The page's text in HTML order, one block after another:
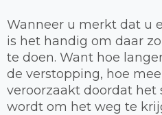
Wanneer u merkt dat u
is het handig om daar
te doen. Want hoe
de verstopping, hoe
veroorzaakt doordat het
wordt om het weg te